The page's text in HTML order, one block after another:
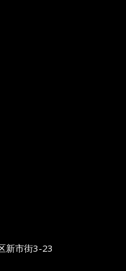
新市街3-23